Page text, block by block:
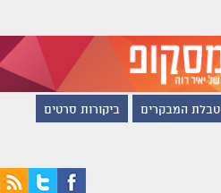
טבלת המבקרים ביקורות סרטים